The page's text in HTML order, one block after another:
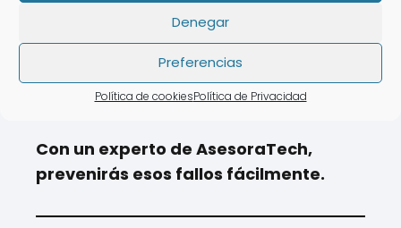
Denegar
Preferencias
Política de cookiesPolítica de Privacidad
Presentarla fuera de plazo, lo que
puede generar sanciones.
💡Con un experto de AsesoraTech,
evitarás estos errores fácilmente.
Con un experto de AsesoraTech,
prevenirás esos fallos fácilmente.